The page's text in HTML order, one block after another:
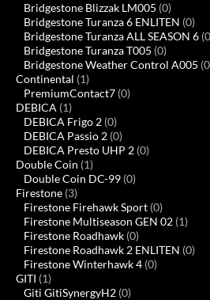
Bridgestone Blizzak LM005 (0)
Bridgestone Turanza 6 ENLITEN (0)
Bridgestone Turanza ALL SEASON 6
Bridgestone Turanza T005 (0)
Bridgestone Weather Control A005
Continental (1)
PremiumContact7 (0)
DEBICA (1)
DEBICA Frigo 2 (0)
DEBICA Passio 2 (0)
DEBICA Presto UHP 2 (0)
Double Coin (1)
Double Coin DC-99 (0)
Firestone (3)
Firestone Firehawk Sport (0)
Firestone Multiseason GEN 02 (1)
Firestone Roadhawk (0)
Firestone Roadhawk 2 ENLITEN (0)
Firestone Winterhawk 4 (0)
GITI (1)
Giti GitiSynergyH2 (0)